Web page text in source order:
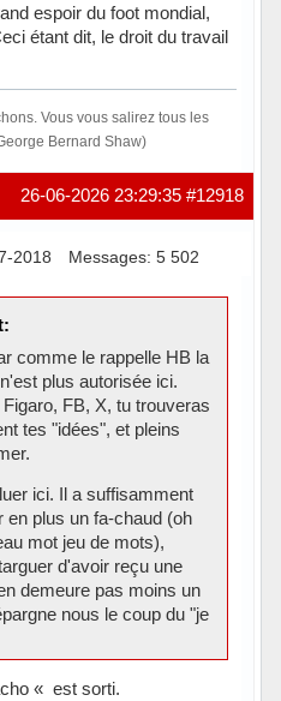
espoir du foot mondial,
étant dit, le droit du travail
Vous vous salirez tous les
Bernard Shaw)
#12918
26-06-2026 23:29:35
2018 Messages: 5 502
comme le rappelle HB la
plus autorisée ici.
FB, X, tu trouveras
tes "idées", et pleins
ici. Il a suffisamment
en plus un fa-chaud (oh
mot jeu de mots),
d'avoir reçu une
demeure pas moins un
nous le coup du "je
« est sorti.